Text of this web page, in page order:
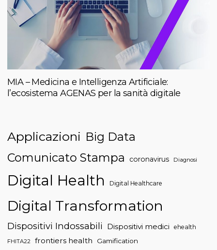
MIA – Medicina e Intelligenza Artificiale:
l’ecosistema AGENAS per la sanità digitale
Applicazioni Big Data
Comunicato Stampa
coronavirus Diagnosi
Digital Health Digital Healthcare
Digital Transformation
Dispositivi Indossabili Dispositivi medici ehealth
FHITA22 frontiers health Gamification